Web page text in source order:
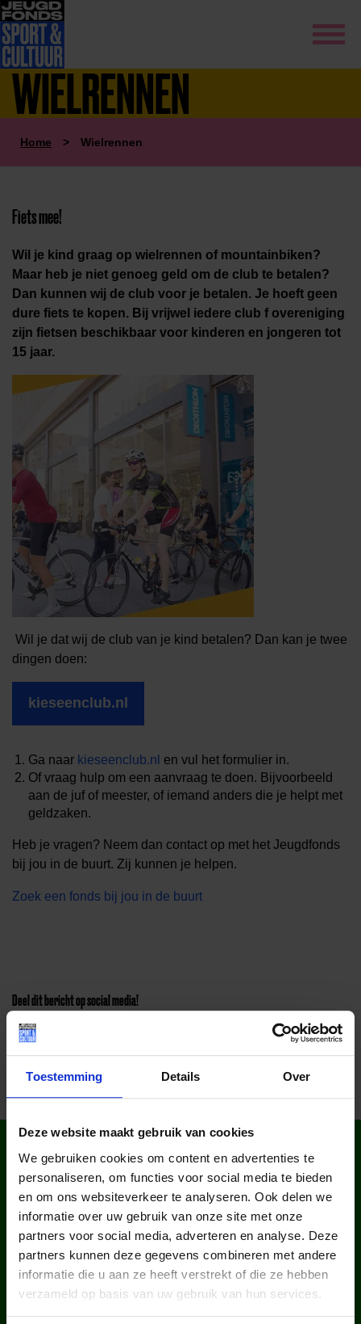
Toestemming Details Over
Deze website maakt gebruik van cookies
We gebruiken cookies om content en advertenties te
personaliseren, om functies voor social media te bieden
en om ons websiteverkeer te analyseren. Ook delen we
informatie over uw gebruik van onze site met onze
partners voor social media, adverteren en analyse. Deze
partners kunnen deze gegevens combineren met andere
informatie die u aan ze heeft verstrekt of die ze hebben
verzameld op basis van uw gebruik van hun services.
WIELRENNEN
Home > Wielrennen
Fiets mee!
Wil je kind graag op wielrennen of mountainbiken?
Maar heb je niet genoeg geld om de club te betalen?
Dan kunnen wij de club voor je betalen. Je hoeft geen
dure fiets te kopen. Bij vrijwel iedere club f overeniging
zijn fietsen beschikbaar voor kinderen en jongeren tot
15 jaar.
Wil je dat wij de club van je kind betalen? Dan kan je twee
dingen doen:
kieseenclub.nl
Ga naar kieseenclub.nl en vul het formulier in.
Of vraag hulp om een aanvraag te doen. Bijvoorbeeld
aan de juf of meester, of iemand anders die je helpt met
geldzaken.
Heb je vragen? Neem dan contact op met het Jeugdfonds
bij jou in de buurt. Zij kunnen je helpen.
Zoek een fonds bij jou in de buurt
Deel dit bericht op social media!
WIST JE DAT IN
NEDERLAND?
kinderen en jongeren werden in